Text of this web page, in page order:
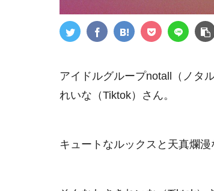
アイドルグループnotall（ノタ
れいな（Tiktok）さん。
キュートなルックスと天真爛漫